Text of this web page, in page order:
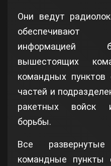
Они ведут
обеспечивают
информацией
вышестоящих
командных пунктов
частей и
ракетных войск
борьбы.
Все
командные пункты